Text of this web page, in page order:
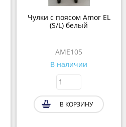
Чулки с поясом Amor EL
(S/L) белый
AME105
В наличии
В КОРЗИНУ